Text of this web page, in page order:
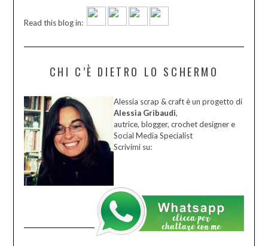
Read this blog in:
CHI C’È DIETRO LO SCHERMO
Alessia scrap & craft è un progetto di
Alessia Gribaudi,
autrice, blogger, crochet designer e
Social Media Specialist
Scrivimi su: